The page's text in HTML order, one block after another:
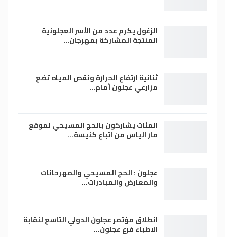
الزغول يكرم عدد من الأسر العجلونية
المنتجة المشاركة بمهرجان…
ثنائية ارتفاع الحرارة ونقص المياه تضع
مزارعي عجلون أمام…
المئات يشاركون بالحج المسيحي لموقع
مار الياس من اتباع كنيسة…
عجلون : الحج المسيحي والمهرحانات
والمعارض والمبادرات…
انطلاق مؤتمر عجلون الدولي التاسع لنقابة
الاطباء فرع عجلون…